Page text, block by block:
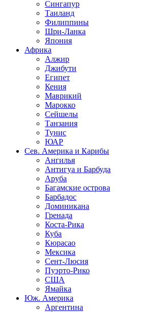
Сингапур
Таиланд
Филиппины
Шри-Ланка
Япония
Африка
Алжир
Джибути
Египет
Кения
Маврикий
Марокко
Сейшелы
Танзания
Тунис
ЮАР
Сев. Америка и Карибы
Ангилья
Антигуа и Барбуда
Аруба
Багамские острова
Барбадос
Доминикана
Гренада
Коста-Рика
Куба
Кюрасао
Мексика
Сент-Люсия
Пуэрто-Рико
США
Ямайка
Юж. Америка
Аргентина